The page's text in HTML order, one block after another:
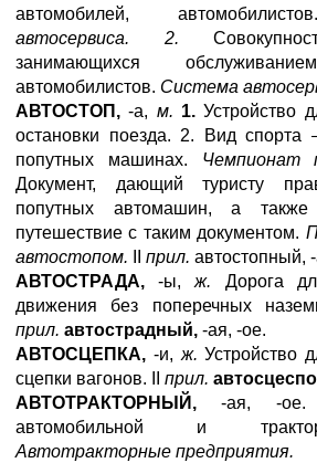
автомобилей,
автосервиса. 2.
занимающихся
автомобилистов. Система
АВТОСТОП, -а, м. 1. Устройство
остановки поезда. 2. Вид
попутных машинах. Чемпионат
Документ, дающий туристу
попутных автомашин, а также
путешествие с таким документом.
автостопом.
прил. автостопный,
АВТОСТРАДА, -ы,ж. Дорога
движения без поперечных
прил. автострадный, -ая, -ое.
АВТОСЦЕПКА, -и, ж. Устройство
сцепки вагонов. II прил.
АВТОТРАКТОРНЫЙ, -ая, -ое.
автомобильной и
Автотракторные предприятия.